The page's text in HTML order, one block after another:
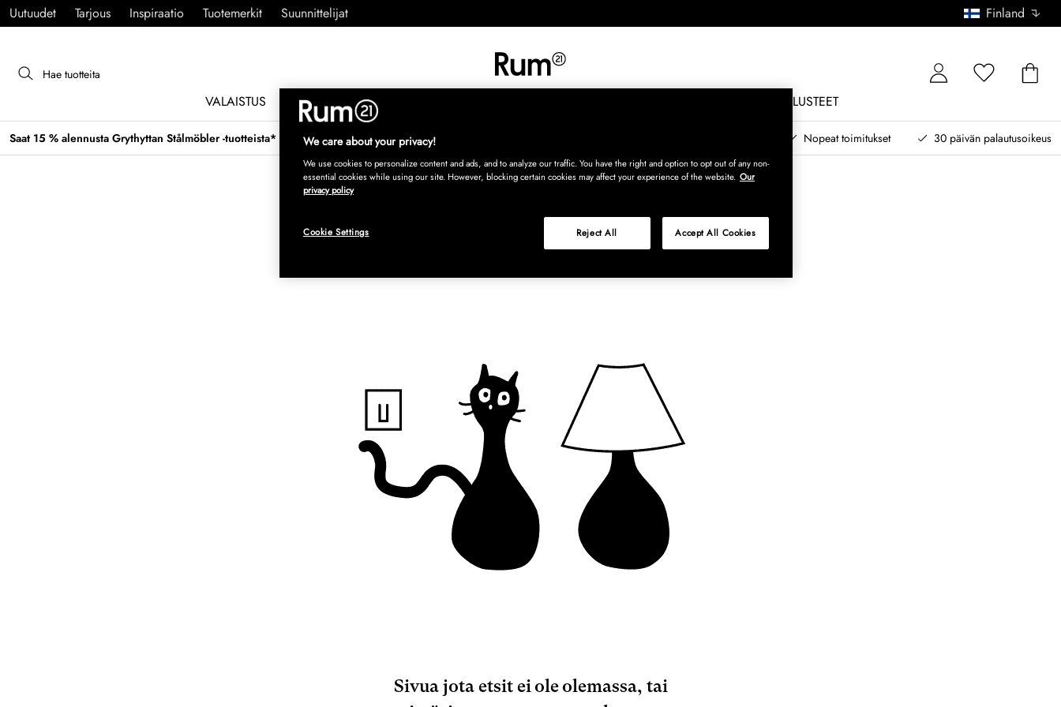
Uutuudet Tarjous Inspiraatio Tuotemerkit Suunnittelijat Finland
VALAISTUS HUONEKALUT ULKOKALUSTEET
Saat 15 % alennusta Grythyttan Stålmöbler -tuotteista* → Nopeat toimitukset 30 päivän palautusoikeus
Sivua jota etsit ei ole olemassa, tai
We care about your privacy!
We use cookies to personalize content and ads, and to analyze our traffic. You have the right and option to opt out of any non-
essential cookies while using our site. However, blocking certain cookies may affect your experience of the website. Our
privacy policy
Reject All Accept All Cookies
Cookie Settings